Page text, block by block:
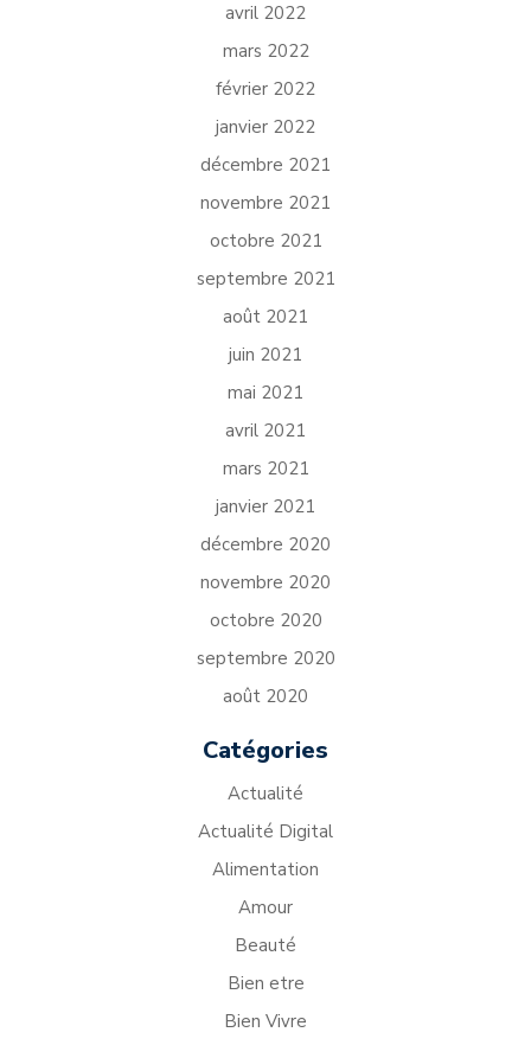
avril 2022
mars 2022
février 2022
janvier 2022
décembre 2021
novembre 2021
octobre 2021
septembre 2021
août 2021
juin 2021
mai 2021
avril 2021
mars 2021
janvier 2021
décembre 2020
novembre 2020
octobre 2020
septembre 2020
août 2020
Catégories
Actualité
Actualité Digital
Alimentation
Amour
Beauté
Bien etre
Bien Vivre